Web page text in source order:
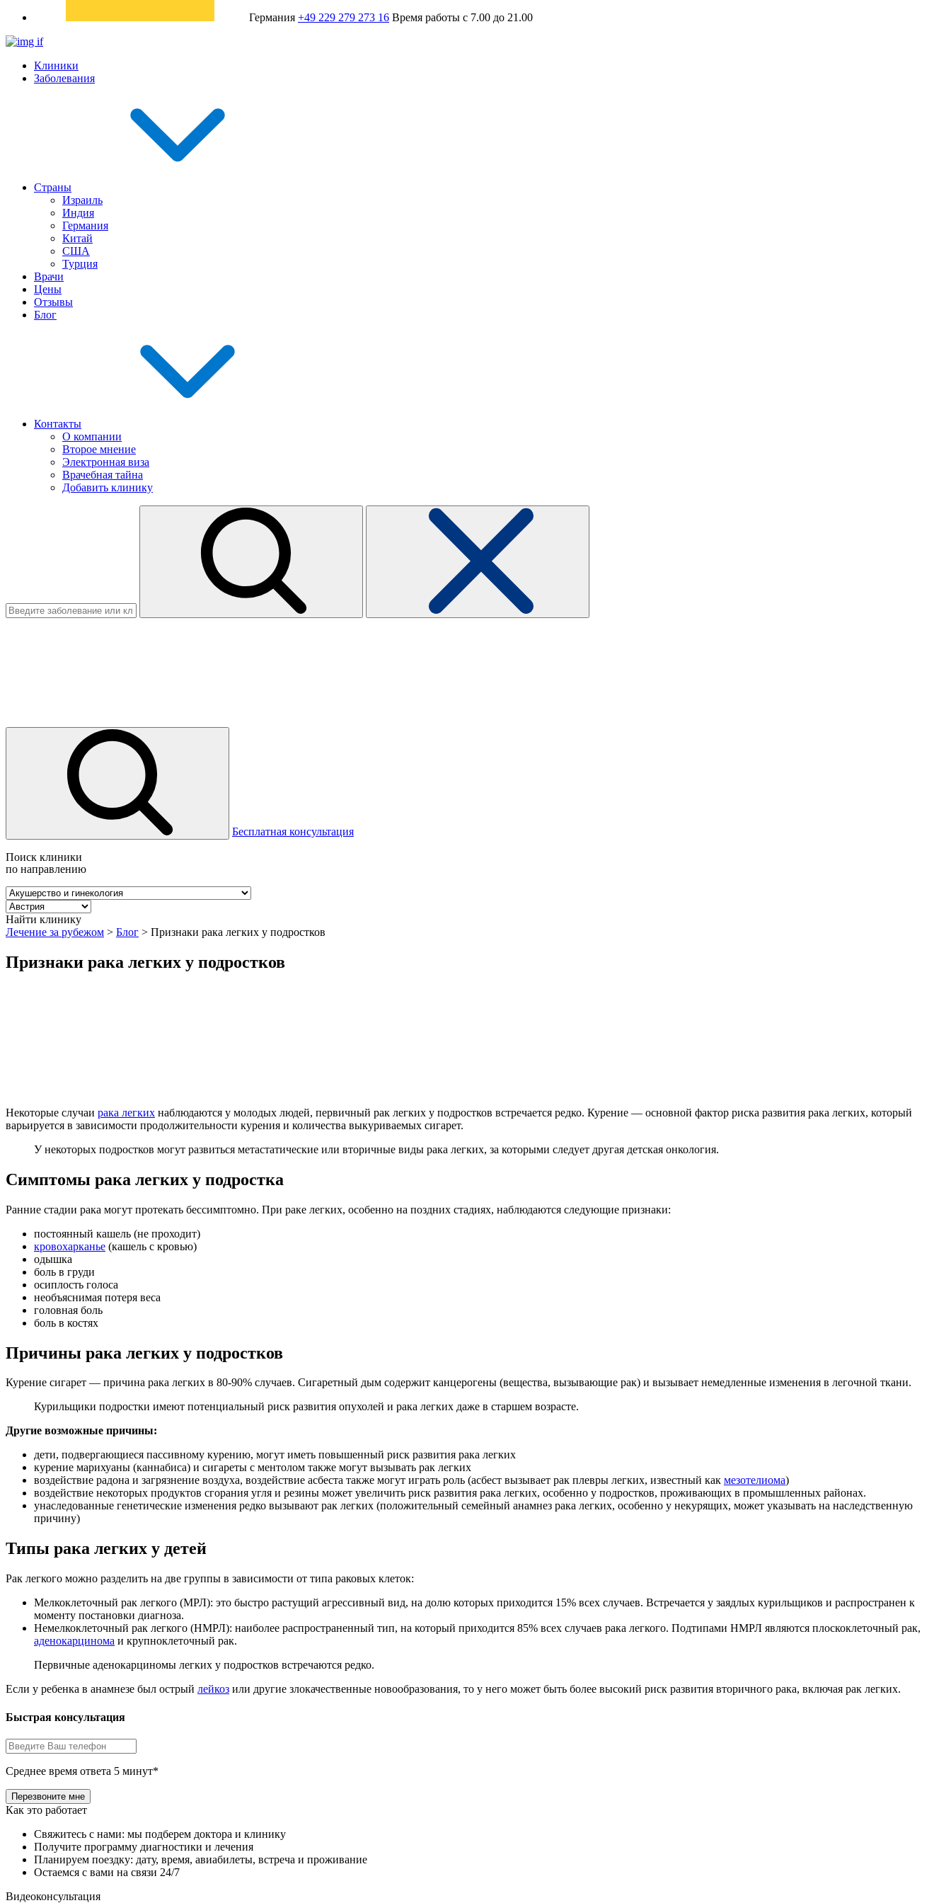
Германия +49 229 279 273 16 Время работы с 7.00 до 21.00
Клиники
Заболевания
Страны
Израиль
Индия
Германия
Китай
США
Турция
Врачи
Цены
Отзывы
Блог
Контакты
О компании
Второе мнение
Электронная виза
Врачебная тайна
Добавить клинику
Бесплатная консультация
Поиск клиники
по направлению
Найти клинику
Лечение за рубежом > Блог > Признаки рака легких у подростков
Признаки рака легких у подростков
Некоторые случаи рака легких наблюдаются у молодых людей, первичный рак легких у подростков встречается редко. Курение — основной фактор риска развития рака легких, который
варьируется в зависимости продолжительности курения и количества выкуриваемых сигарет.
У некоторых подростков могут развиться метастатические или вторичные виды рака легких, за которыми следует другая детская онкология.
Симптомы рака легких у подростка
Ранние стадии рака могут протекать бессимптомно. При раке легких, особенно на поздних стадиях, наблюдаются следующие признаки:
постоянный кашель (не проходит)
кровохарканье (кашель с кровью)
одышка
боль в груди
осиплость голоса
необъяснимая потеря веса
головная боль
боль в костях
Причины рака легких у подростков
Курение сигарет — причина рака легких в 80-90% случаев. Сигаретный дым содержит канцерогены (вещества, вызывающие рак) и вызывает немедленные изменения в легочной ткани.
Курильщики подростки имеют потенциальный риск развития опухолей и рака легких даже в старшем возрасте.
Другие возможные причины:
дети, подвергающиеся пассивному курению, могут иметь повышенный риск развития рака легких
курение марихуаны (каннабиса) и сигареты с ментолом также могут вызывать рак легких
воздействие радона и загрязнение воздуха, воздействие асбеста также могут играть роль (асбест вызывает рак плевры легких, известный как мезотелиома)
воздействие некоторых продуктов сгорания угля и резины может увеличить риск развития рака легких, особенно у подростков, проживающих в промышленных районах.
унаследованные генетические изменения редко вызывают рак легких (положительный семейный анамнез рака легких, особенно у некурящих, может указывать на наследственную
причину)
Типы рака легких у детей
Рак легкого можно разделить на две группы в зависимости от типа раковых клеток:
Мелкоклеточный рак легкого (МРЛ): это быстро растущий агрессивный вид, на долю которых приходится 15% всех случаев. Встречается у заядлых курильщиков и распространен к
моменту постановки диагноза.
Немелкоклеточный рак легкого (НМРЛ): наиболее распространенный тип, на который приходится 85% всех случаев рака легкого. Подтипами НМРЛ являются плоскоклеточный рак,
аденокарцинома и крупноклеточный рак.
Первичные аденокарциномы легких у подростков встречаются редко.
Если у ребенка в анамнезе был острый лейкоз или другие злокачественные новообразования, то у него может быть более высокий риск развития вторичного рака, включая рак легких.
Быстрая консультация
Среднее время ответа 5 минут*
Как это работает
Свяжитесь с нами: мы подберем доктора и клинику
Получите программу диагностики и лечения
Планируем поездку: дату, время, авиабилеты, встреча и проживание
Остаемся с вами на связи 24/7
Видеоконсультация